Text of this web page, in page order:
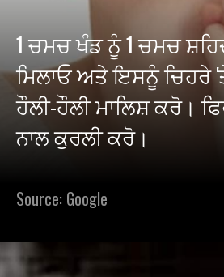
1 ਚਮਚ ਖੰਡ ਨੂੰ 1 ਚਮਚ
ਮਿਲਾਓ ਅਤੇ ਇਸਨੂੰ ਚਿਹਰੇ
ਹੌਲੀ-ਹੌਲੀ ਮਾਲਿਸ਼ ਕਰੋ।
ਨਾਲ ਕੁਰਲੀ ਕਰੋ।
Source: Google